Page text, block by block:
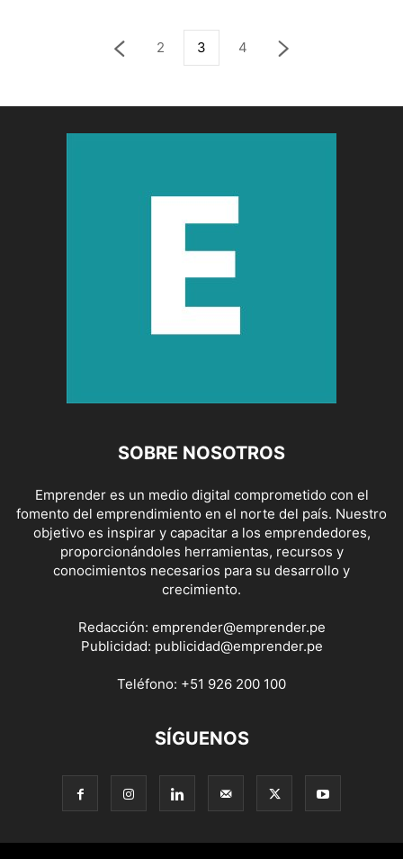
2 3 4
SOBRE NOSOTROS
Emprender es un medio digital comprometido con el
fomento del emprendimiento en el norte del país. Nuestro
objetivo es inspirar y capacitar a los emprendedores,
proporcionándoles herramientas, recursos y
conocimientos necesarios para su desarrollo y
crecimiento.
Redacción: emprender@emprender.pe
Publicidad: publicidad@emprender.pe
Teléfono: +51 926 200 100
SÍGUENOS